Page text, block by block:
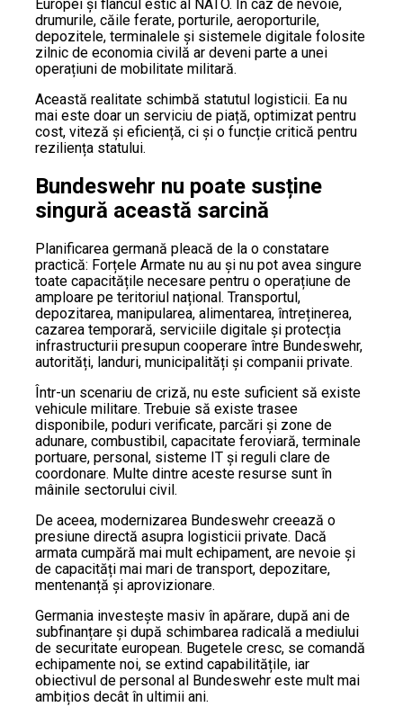
Europei și flancul estic al NATO. În caz de nevoie,
drumurile, căile ferate, porturile, aeroporturile,
depozitele, terminalele și sistemele digitale folosite
zilnic de economia civilă ar deveni parte a unei
operațiuni de mobilitate militară.
Această realitate schimbă statutul logisticii. Ea nu
mai este doar un serviciu de piață, optimizat pentru
cost, viteză și eficiență, ci și o funcție critică pentru
reziliența statului.
Bundeswehr nu poate susține
singură această sarcină
Planificarea germană pleacă de la o constatare
practică: Forțele Armate nu au și nu pot avea singure
toate capacitățile necesare pentru o operațiune de
amploare pe teritoriul național. Transportul,
depozitarea, manipularea, alimentarea, întreținerea,
cazarea temporară, serviciile digitale și protecția
infrastructurii presupun cooperare între Bundeswehr,
autorități, landuri, municipalități și companii private.
Într-un scenariu de criză, nu este suficient să existe
vehicule militare. Trebuie să existe trasee
disponibile, poduri verificate, parcări și zone de
adunare, combustibil, capacitate feroviară, terminale
portuare, personal, sisteme IT și reguli clare de
coordonare. Multe dintre aceste resurse sunt în
mâinile sectorului civil.
De aceea, modernizarea Bundeswehr creează o
presiune directă asupra logisticii private. Dacă
armata cumpără mai mult echipament, are nevoie și
de capacități mai mari de transport, depozitare,
mentenanță și aprovizionare.
Germania investește masiv în apărare, după ani de
subfinanțare și după schimbarea radicală a mediului
de securitate european. Bugetele cresc, se comandă
echipamente noi, se extind capabilitățile, iar
obiectivul de personal al Bundeswehr este mult mai
ambițios decât în ultimii ani.